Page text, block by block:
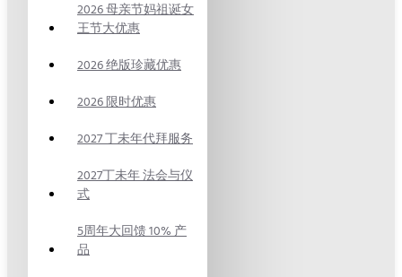
2026 母亲节妈祖诞女
王节大优惠
2026 绝版珍藏优惠
2026 限时优惠
2027 丁未年代拜服务
2027丁未年 法会与仪
式
5周年大回馈 10% 产
品